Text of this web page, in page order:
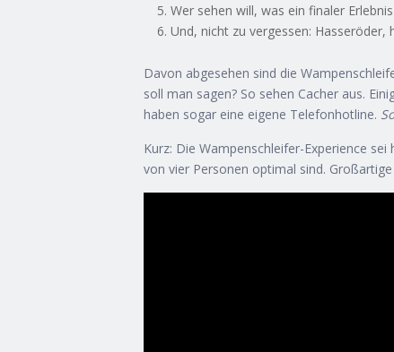
Wer sehen will, was ein finaler Erlebnis
Und, nicht zu vergessen:
Davon abgesehen sind die
soll man sagen? So sehen Cacher aus.
haben sogar eine eigene Telefonhotline. So
Kurz: Die Wampenschleifer-Experience
von vier Personen optimal sind.